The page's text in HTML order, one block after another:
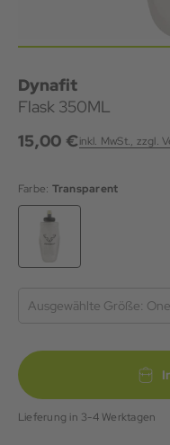
Dynafit
Flask 350ML
15,00 €inkl. MwSt., zzgl.
Farbe: Transparent
Ausgewählte Größe:
Lieferung in 3-4 Werktagen